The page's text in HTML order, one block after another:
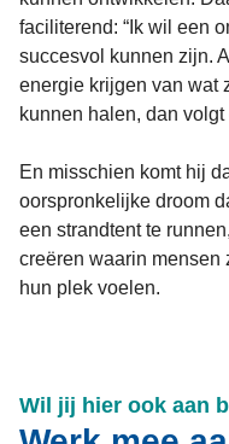
faciliterend: “Ik wil een
succesvol kunnen zijn.
energie krijgen van wat
kunnen halen, dan volgt
En misschien komt hij
oorspronkelijke droom
een strandtent te
creëren waarin mensen
hun plek voelen.
Wil jij hier ook aan